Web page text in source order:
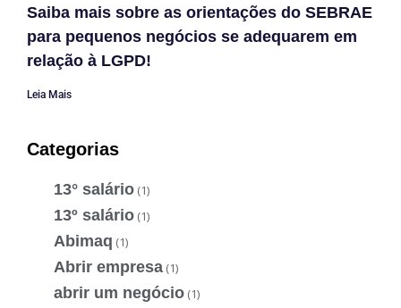
Saiba mais sobre as orientações do SEBRAE
para pequenos negócios se adequarem em
relação à LGPD!
Leia Mais
Categorias
13° salário (1)
13º salário (1)
Abimaq (1)
Abrir empresa (1)
abrir um negócio (1)